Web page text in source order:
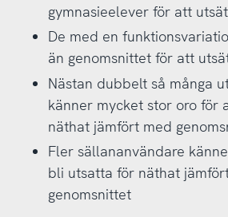
gymnasieelever för att
De med en
än genomsnittet för att
Nästan dubbelt så många
känner mycket stor oro för
näthat jämfört med
Fler sällananvändare
bli utsatta för näthat
genomsnittet